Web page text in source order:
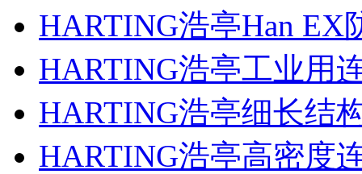
HARTING浩亭Han
HARTING浩亭工业用
HARTING浩亭细长结
HARTING浩亭高密度